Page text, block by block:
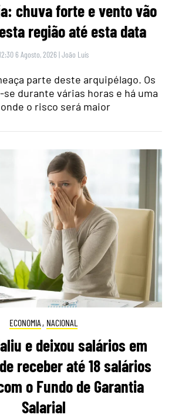
chuva forte e vento vão
região até esta data
6 Agosto, 2026 |João Luís
parte deste arquipélago. Os
durante várias horas e há uma
o risco será maior
ECONOMIA , NACIONAL
e deixou salários em
receber até 18 salários
o Fundo de Garantia
Salarial